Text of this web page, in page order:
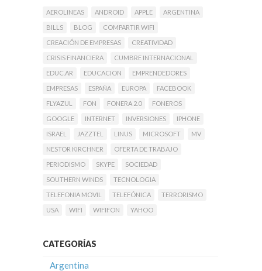
AEROLINEAS ANDROID APPLE
ARGENTINA
BILLS
BLOG
COMPARTIR WIFI
CREACIÓN DE EMPRESAS
CREATIVIDAD
CRISIS FINANCIERA
CUMBRE INTERNACIONAL
EDUC.AR
EDUCACION
EMPRENDEDORES
EMPRESAS
ESPAÑA EUROPA
FACEBOOK
FLYAZUL
FON FONERA 2.0
FONEROS
GOOGLE
INTERNET INVERSIONES
IPHONE
ISRAEL
JAZZTEL LINUS MICROSOFT
MV
NESTOR KIRCHNER
OFERTA DE TRABAJO
PERIODISMO
SKYPE
SOCIEDAD
SOUTHERN WINDS
TECNOLOGIA
TELEFONIA MOVIL
TELEFÓNICA
TERRORISMO
USA
WIFI WIFIFON YAHOO
CATEGORÍAS
Argentina